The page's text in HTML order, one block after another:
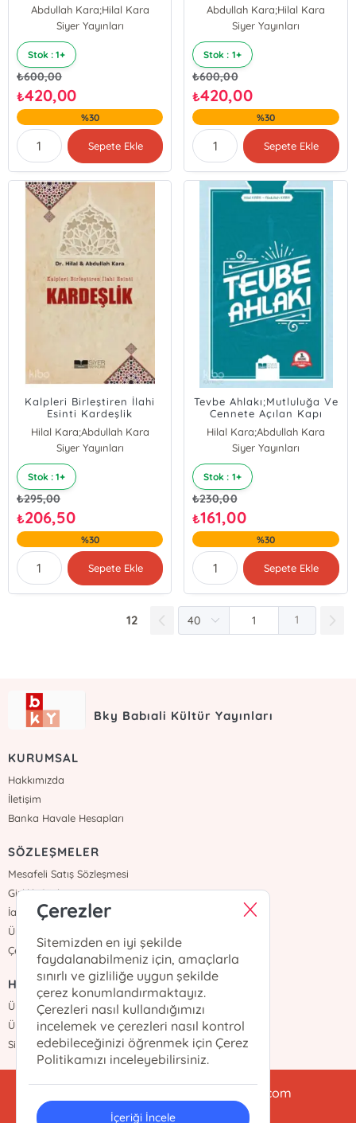
Abdullah Kara;Hilal Kara
Siyer Yayınları
Stok : 1+
₺600,00
₺420,00
%30
Sepete Ekle
Abdullah Kara;Hilal Kara
Siyer Yayınları
Stok : 1+
₺600,00
₺420,00
%30
Sepete Ekle
Kalpleri Birleştiren İlahi
Esinti Kardeşlik
Hilal Kara;Abdullah Kara
Abdullah Kara;Hilal Kara
Siyer Yayınları
Stok : 1+
₺295,00
₺206,50
%30
Sepete Ekle
Tevbe Ahlakı;Mutluluğa Ve
Cennete Açılan Kapı
Hilal Kara;Abdullah Kara
Abdullah Kara;Hilal Kara
Siyer Yayınları
Stok : 1+
₺230,00
₺161,00
%30
Sepete Ekle
12 1
Bky Babıali Kültür Yayınları
KURUMSAL
Hakkımızda
İletişim
Banka Havale Hesapları
SÖZLEŞMELER
Mesafeli Satış Sözleşmesi
Gizlilik Sözleşmesi
İade ve Teslimat
Üyelik Sözleşmesi
Çerez Politikası
HIZLI ERİŞİM
Üye Ol
Üye Girişi
Sipariş Takip
babialikulturyayinlari@gmail.com
Çerezler
Sitemizden en iyi şekilde
faydalanabilmeniz için, amaçlarla
sınırlı ve gizliliğe uygun şekilde
çerez konumlandırmaktayız.
Çerezleri nasıl kullandığımızı
incelemek ve çerezleri nasıl kontrol
edebileceğinizi öğrenmek için Çerez
Politikamızı inceleyebilirsiniz.
İçeriği İncele